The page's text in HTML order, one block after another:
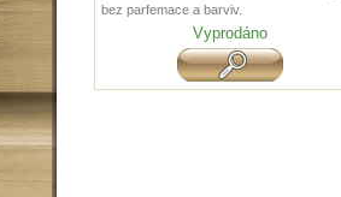
bez parfemace a barviv.
Vyprodáno